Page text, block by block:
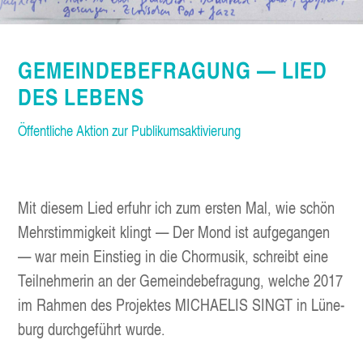
GEMEIN­DE­BE­FRA­GUNG — LIED
DES LEBENS
Öffent­li­che Akti­on zur Publikumsaktivierung
Mit die­sem Lied erfuhr ich zum ers­ten Mal, wie schön
Mehr­stim­mig­keit klingt — Der Mond ist auf­ge­gan­gen
— war mein Ein­stieg in die Chor­mu­sik, schreibt eine
Teil­neh­me­rin an der Gemein­de­be­fra­gung, wel­che 2017
im Rah­men des Pro­jek­tes MICHAE­LIS SINGT in Lüne­
burg durch­ge­führt wurde.